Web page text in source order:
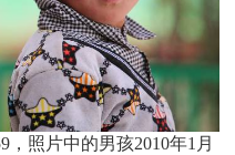
，照片中的男孩2010年1月